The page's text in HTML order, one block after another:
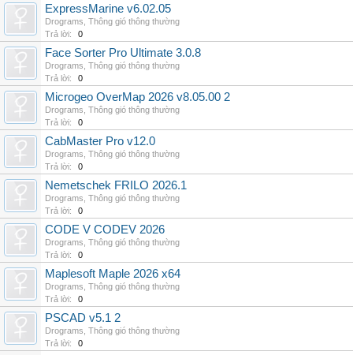
ExpressMarine v6.02.05
Drograms Thông gió thông thường
Trả lời:
0
Face Sorter Pro Ultimate 3.0.8
Drograms Thông gió thông thường
Trả lời:
0
Microgeo OverMap 2026 v8.05.00 2
Drograms Thông gió thông thường
Trả lời:
0
CabMaster Pro v12.0
Drograms Thông gió thông thường
Trả lời:
0
Nemetschek FRILO 2026.1
Drograms Thông gió thông thường
Trả lời:
0
CODE V CODEV 2026
Drograms Thông gió thông thường
Trả lời:
0
Maplesoft Maple 2026 x64
Drograms Thông gió thông thường
Trả lời:
0
PSCAD v5.1 2
Drograms Thông gió thông thường
Trả lời:
0